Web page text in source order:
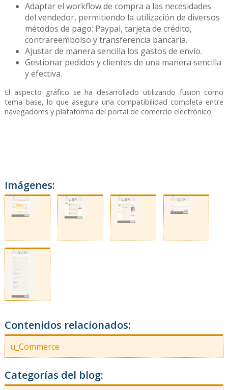
Adaptar el workflow de compra a las necesidades
del vendedor, permitiendo la utilización de diversos
métodos de pago: Paypal, tarjeta de crédito,
contrareembolso y transferencia bancaria.
Ajustar de manera sencilla los gastos de envío.
Gestionar pedidos y clientes de una manera sencilla
y efectiva.
El aspecto gráfico se ha desarrollado utilizando fusion como
tema base, lo que asegura una compatibilidad completa entre
navegadores y plataforma del portal de comercio electrónico.
Imágenes:
Contenidos relacionados:
u_Commerce
Categorías del blog: